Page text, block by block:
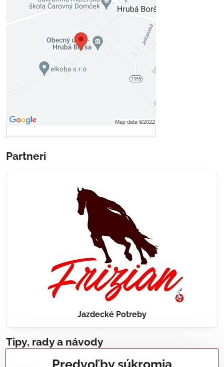
Externý obsah je blokovaný
Voľbami súkromia
Prajete si načítať externý obsah?
Povoliť tentokrát
Povoliť a zapamätať - súhlas s
Partneri
Jazdecké Potreby
Tipy, rady a návody
Realizácie záhradných jazierok, bazénov, fontán,